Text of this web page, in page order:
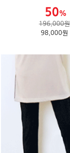
196,000원
98,000원